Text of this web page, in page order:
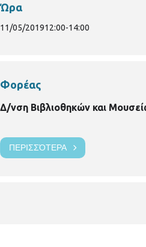
Ώρα
11/05/201912:00-14:00
Φορέας
Δ/νση Βιβλιοθηκών και
ΠΕΡΙΣΣΌΤΕΡΑ